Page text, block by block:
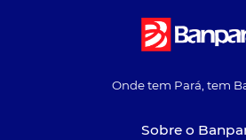
Onde tem Pará, tem
Sobre o